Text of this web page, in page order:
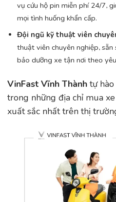
vụ cứu hộ pin miễn phí 24/7,
mọi tình huống khẩn cấp.
Đội ngũ kỹ thuật viên
thuật viên chuyên nghiệp, sẵn
bảo dưỡng xe tận nơi theo
VinFast Vĩnh Thành tự
trong những địa chỉ mua
xuất sắc nhất trên thị